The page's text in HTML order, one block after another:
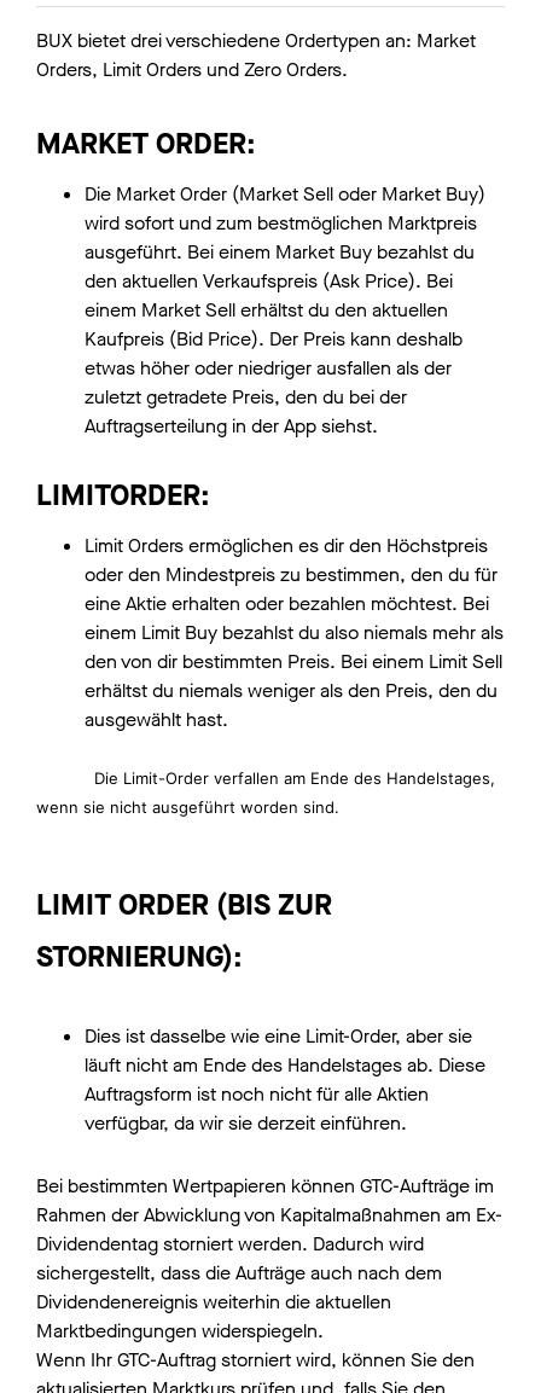
BUX bietet drei verschiedene Ordertypen an: Market
Orders, Limit Orders und Zero Orders.
MARKET ORDER:
Die Market Order (Market Sell oder Market Buy)
wird sofort und zum bestmöglichen Marktpreis
ausgeführt. Bei einem Market Buy bezahlst du
den aktuellen Verkaufspreis (Ask Price). Bei
einem Market Sell erhältst du den aktuellen
Kaufpreis (Bid Price). Der Preis kann deshalb
etwas höher oder niedriger ausfallen als der
zuletzt getradete Preis, den du bei der
Auftragserteilung in der App siehst.
LIMITORDER:
Limit Orders ermöglichen es dir den Höchstpreis
oder den Mindestpreis zu bestimmen, den du für
eine Aktie erhalten oder bezahlen möchtest. Bei
einem Limit Buy bezahlst du also niemals mehr als
den von dir bestimmten Preis. Bei einem Limit Sell
erhältst du niemals weniger als den Preis, den du
ausgewählt hast.
Die Limit-Order verfallen am Ende des Handelstages,
wenn sie nicht ausgeführt worden sind.
LIMIT ORDER (BIS ZUR
STORNIERUNG):
Dies ist dasselbe wie eine Limit-Order, aber sie
läuft nicht am Ende des Handelstages ab. Diese
Auftragsform ist noch nicht für alle Aktien
verfügbar, da wir sie derzeit einführen.
Bei bestimmten Wertpapieren können GTC-Aufträge im
Rahmen der Abwicklung von Kapitalmaßnahmen am Ex-
Dividendentag storniert werden. Dadurch wird
sichergestellt, dass die Aufträge auch nach dem
Dividendenereignis weiterhin die aktuellen
Marktbedingungen widerspiegeln.
Wenn Ihr GTC-Auftrag storniert wird, können Sie den